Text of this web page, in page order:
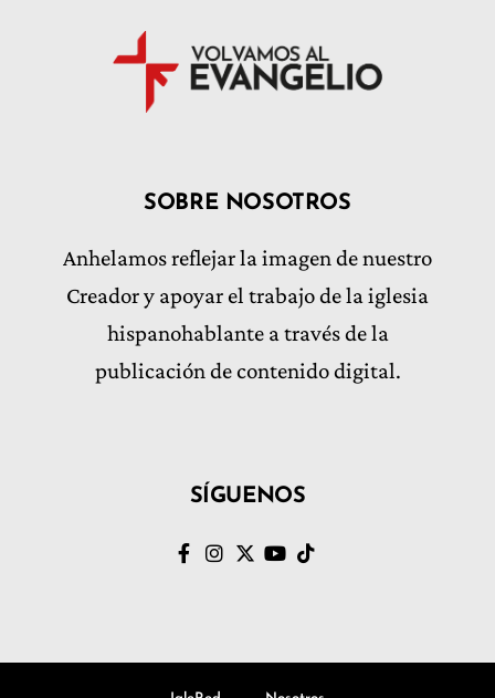
SOBRE NOSOTROS
Anhelamos reflejar la imagen de nuestro
Creador y apoyar el trabajo de la iglesia
hispanohablante a través de la
publicación de contenido digital.
SÍGUENOS